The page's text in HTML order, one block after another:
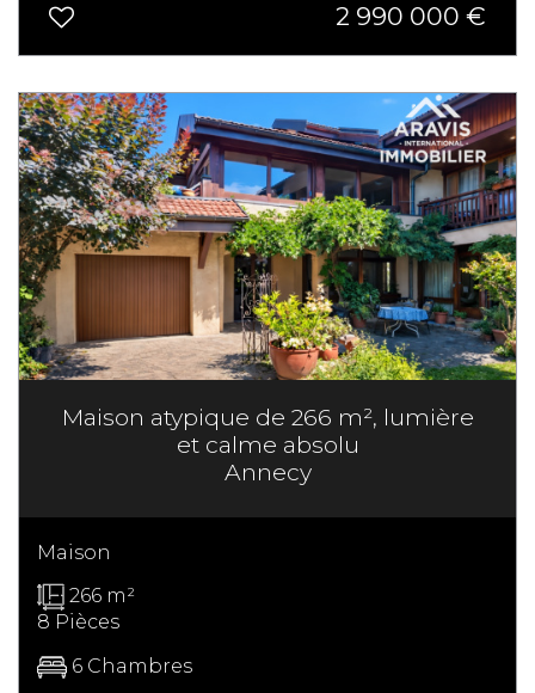
2 990 000 €
Maison atypique de 266 m², lumière
et calme absolu
Annecy
Maison
266 m²
8 Pièces
6 Chambres